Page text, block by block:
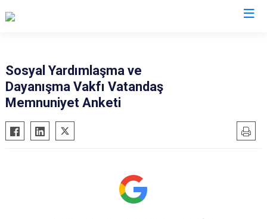
Sosyal Yardımlaşma ve
Dayanışma Vakfı Vatandaş
Memnuniyet Anketi